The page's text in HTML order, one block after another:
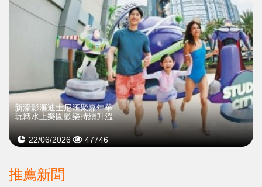
新濠影滙迪士尼滙聚嘉年華
玩轉水上樂園歡樂持續升溫
22/06/2026 47746
推薦新聞